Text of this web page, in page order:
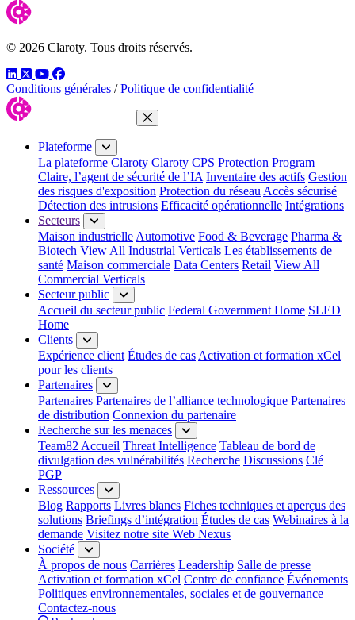
© 2026 Claroty. Tous droits réservés.
LinkedIn
TwitterYouTube
Facebook
Conditions générales / Politique de confidentialité
Fermer le menu
Plateforme
La plateforme Claroty Claroty CPS Protection Program
Claire, l’agent de sécurité de l’IA Inventaire des actifs Gestion
des risques d'exposition Protection du réseau Accès sécurisé
Détection des intrusions Efficacité opérationnelle Intégrations
Secteurs
Maison industrielle Automotive Food & Beverage Pharma &
Biotech View All Industrial Verticals Les établissements de
santé Maison commerciale Data Centers Retail View All
Commercial Verticals
Secteur public
Accueil du secteur public Federal Government Home SLED
Home
Clients
Expérience client Études de cas Activation et formation xCel
pour les clients
Partenaires
Partenaires Partenaires de l’alliance technologique Partenaires
de distribution Connexion du partenaire
Recherche sur les menaces
Team82 Accueil Threat Intelligence Tableau de bord de
divulgation des vulnérabilités Recherche Discussions Clé
PGP
Ressources
Blog Rapports Livres blancs Fiches techniques et aperçus des
solutions Briefings d’intégration Études de cas Webinaires à la
demande Visitez notre site Web Nexus
Société
À propos de nous Carrières Leadership Salle de presse
Activation et formation xCel Centre de confiance Événements
Politiques environnementales, sociales et de gouvernance
Contactez-nous